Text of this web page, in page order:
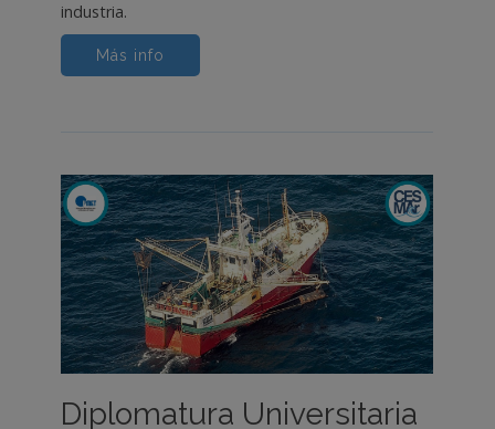
industria.
Más info
Diplomatura Universitaria